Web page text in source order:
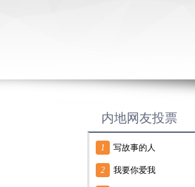
内地网友投票
1 写故事的人
2 我要你爱我